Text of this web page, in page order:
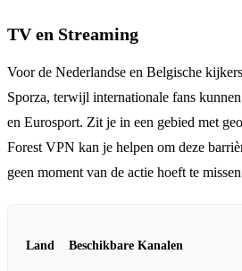
TV en Streaming
Voor de Nederlandse en Belgische
Sporza, terwijl internationale fans
en Eurosport. Zit je in een gebied met
Forest VPN kan je helpen om deze
geen moment van de actie hoeft te
Land Beschikbare Kanalen